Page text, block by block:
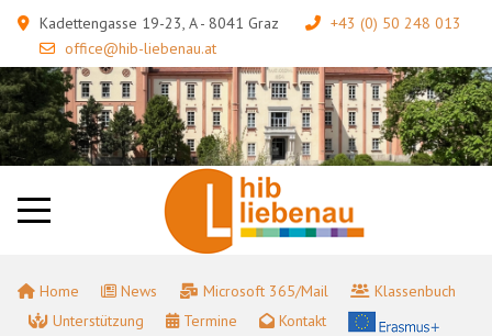
Kadettengasse 19-23, A - 8041 Graz
+43 (0) 50 248 013
office@hib-liebenau.at
Home News Microsoft 365/Mail
Klassenbuch
Unterstützung
Termine Kontakt